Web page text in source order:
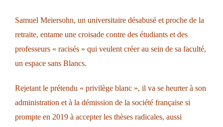
Samuel Meiersohn, un universitaire désabusé et proche de la
retraite, entame une croisade contre des étudiants et des
professeurs « racisés » qui veulent créer au sein de sa faculté,
un espace sans Blancs.
Rejetant le prétendu « privilège blanc », il va se heurter à son
administration et à la démission de la société française si
prompte en 2019 à accepter les thèses radicales, aussi